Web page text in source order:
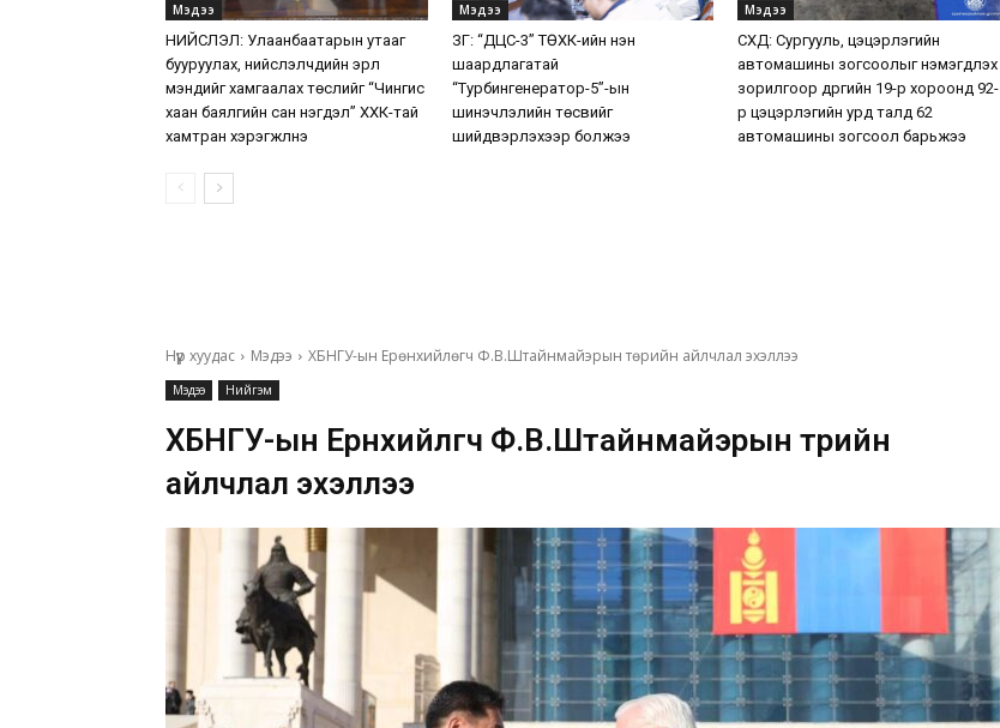
Мэдээ
НИЙСЛЭЛ: Улаанбаатарын утааг
бууруулах, нийслэлчүүдийн эрүүл
мэндийг хамгаалах төслийг “Чингис
хаан баялгийн сан нэгдэл” ХХК-тай
хамтран хэрэгжүүлнэ
Мэдээ
ЗГ: “ДЦС-3” ТӨХК-ийн нэн
шаардлагатай
“Турбингенератор-5”-ын
шинэчлэлийн төсвийг
шийдвэрлэхээр болжээ
Мэдээ
СХД: Сургууль, цэцэрлэгийн
автомашины зогсоолыг нэмэгдүүлэх
зорилгоор дүүргийн 19-р хороонд 92-
р цэцэрлэгийн урд талд 62
автомашины зогсоол барьжээ